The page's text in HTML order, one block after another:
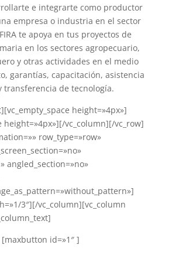
e integrarte como productor
empresa o industria en el sector
te apoya en tus proyectos de
en los sectores agropecuario,
y otras actividades en el medio
garantías, capacitación, asistencia
transferencia de tecnología.
height=»4px»]
height=»4px»][/vc_column][/vc_row]
row_type=»row»
angled_section=»no»
3″][/vc_column][vc_column
[maxbutton id=»1″ ]